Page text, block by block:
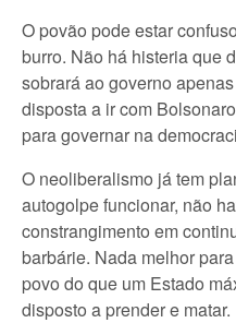
O povão pode estar
burro. Não há histeria que
sobrará ao governo
disposta a ir com
para governar na
O neoliberalismo já tem
autogolpe funcionar, não
constrangimento em
barbárie. Nada melhor
povo do que um Estado
disposto a prender e matar.